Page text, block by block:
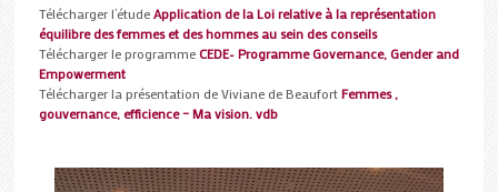
Télécharger l’étudeApplication de la Loi relative à la représentation
équilibre des femmes et des hommes au sein des conseils
Télécharger le programmeCEDE- Programme Governance, Gender and
Empowerment
Télécharger la présentation de Viviane de BeaufortFemmes ,
gouvernance, efficience – Ma vision. vdb